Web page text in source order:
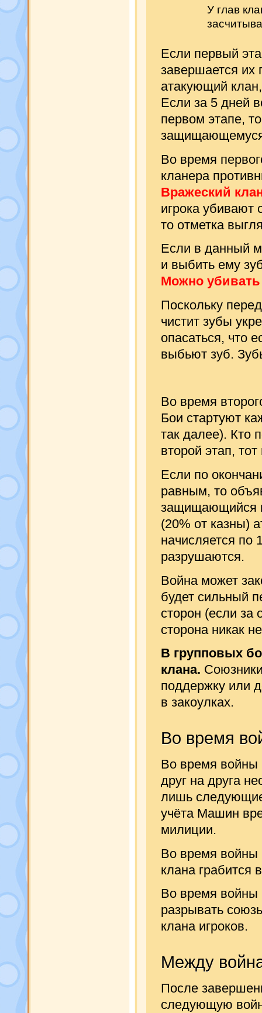
У глав
Если первый
завершается их
атакующий
Если за 5 дней
первом этапе,
Во время
кланера
Вражеский
игрока убивают
то отметка
Если в данный
и выбить ему
Можно убивать
Поскольку
чистит зубы
опасаться, что
выбьют зуб.
Во время
Бои стартуют
так далее). Кто
второй этап,
Если по
равным, то
защищающийся
(20% от казны)
начисляется по
разрушаются.
Война может
будет сильный
сторон (если за
сторона никак
В групповых
клана.
поддержку или
в закоулках.
Во время
Во время войны
друг на друга
лишь следующие
учёта Машин
милиции.
Во время войны
клана грабится
Во время войны
разрывать
клана игроков.
Между
После
следующую